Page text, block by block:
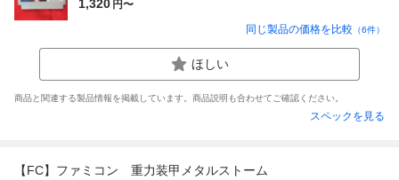
1,320 円〜
同じ製品の価格を比較 （6件）
ほしい
商品と関連する製品情報を掲載しています。商品説明も合わせてご確認ください。
スペックを見る
【FC】ファミコン 重力装甲メタルストーム